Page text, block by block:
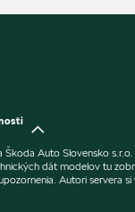
Škoda Auto Slovensko
dát modelov tu
Autori servera